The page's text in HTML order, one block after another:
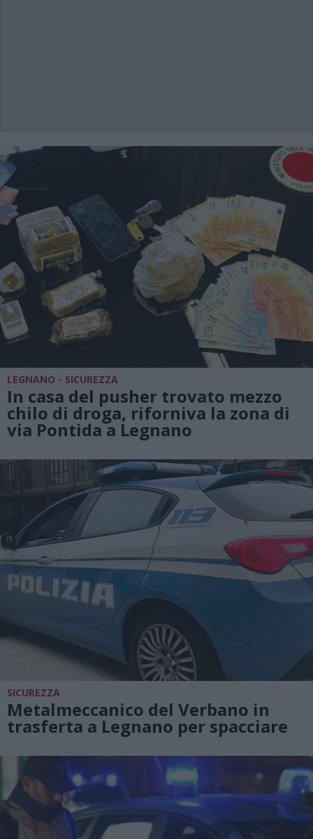
LEGNANO - SICUREZZA
In casa del pusher trovato mezzo
chilo di droga, riforniva la zona di
via Pontida a Legnano
SICUREZZA
Metalmeccanico del Verbano in
trasferta a Legnano per spacciare